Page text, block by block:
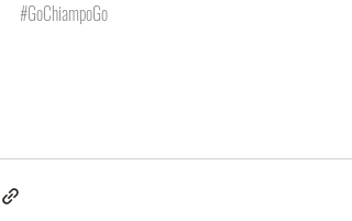
#GoChiampoGo